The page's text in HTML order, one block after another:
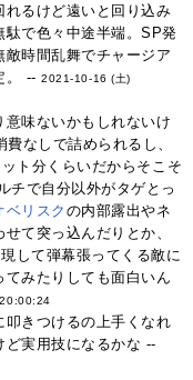
れるけど遠いと回り込み
駄で色々中途半端。SP発
時間乱舞でチャージア
。 --2021-10-16 (土)
味ないかもしれないけ
なしで詰められるし、
ト分くらいだからそこそ
チで自分以外がタゲとっ
ベリスクの内部露出やネ
て突っ込んだりとか、
して弾幕張ってくる敵に
みたりしても面白いん
叩きつけるの上手くなれ
ど実用技になるかな --